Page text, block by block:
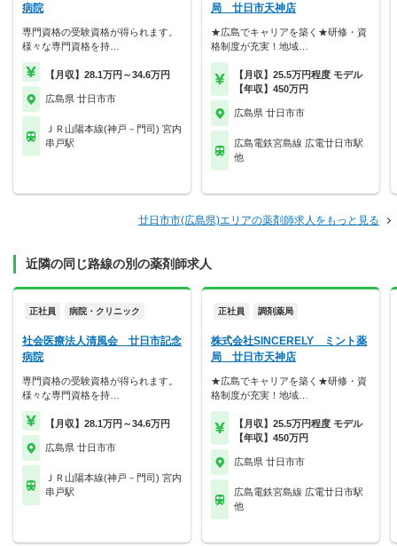
病院
専門資格の受験資格が得られます。
様々な専門資格を持…
【月収】28.1万円～34.6万円
広島県 廿日市市
ＪＲ山陽本線(神戸－門司) 宮内
串戸駅
局 廿日市天神店
★広島でキャリアを築く★研修・資
格制度が充実！地域…
【月収】25.5万円程度 モデル
【年収】450万円
広島県 廿日市市
広島電鉄宮島線 広電廿日市駅
他
廿日市市(広島県)エリアの薬剤師求人をもっと見る
近隣の同じ路線の別の薬剤師求人
正社員 病院・クリニック
社会医療法人清風会 廿日市記念
病院
専門資格の受験資格が得られます。
様々な専門資格を持…
【月収】28.1万円～34.6万円
広島県 廿日市市
ＪＲ山陽本線(神戸－門司) 宮内
串戸駅
正社員 調剤薬局
株式会社SINCERELY ミント薬
局 廿日市天神店
★広島でキャリアを築く★研修・資
格制度が充実！地域…
【月収】25.5万円程度 モデル
【年収】450万円
広島県 廿日市市
広島電鉄宮島線 広電廿日市駅
他